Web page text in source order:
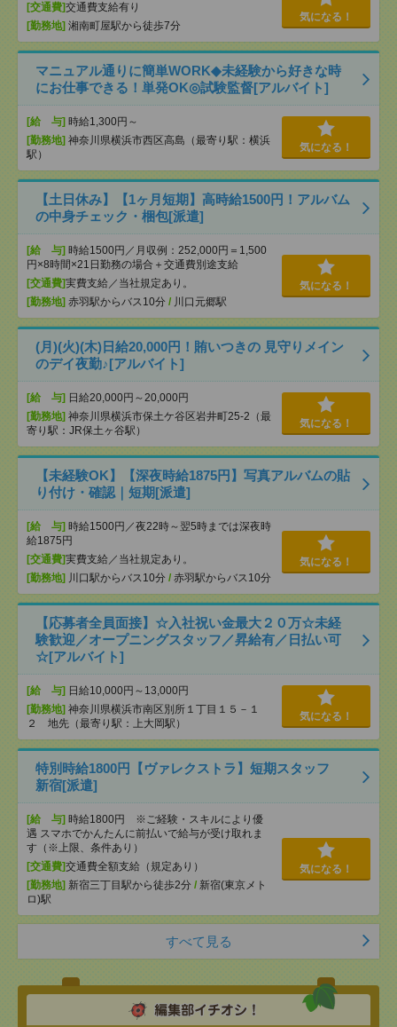
[交通費]交通費支給有り
[勤務地] 湘南町屋駅から徒歩7分
気になる！
マニュアル通りに簡単WORK◆未経験から好きな時
にお仕事できる！単発OK◎試験監督[アルバイト]
[給 与] 時給1,300円～
[勤務地] 神奈川県横浜市西区高島（最寄り駅：横浜
駅）
気になる！
【土日休み】【1ヶ月短期】高時給1500円！アルバム
の中身チェック・梱包[派遣]
[給 与] 時給1500円／月収例：252,000円＝1,500
円×8時間×21日勤務の場合＋交通費別途支給
[交通費]実費支給／当社規定あり。
[勤務地] 赤羽駅からバス10分 / 川口元郷駅
気になる！
(月)(火)(木)日給20,000円！賄いつきの 見守りメイン
のデイ夜勤♪[アルバイト]
[給 与] 日給20,000円～20,000円
[勤務地] 神奈川県横浜市保土ケ谷区岩井町25-2（最
寄り駅：JR保土ヶ谷駅）
気になる！
【未経験OK】【深夜時給1875円】写真アルバムの貼
り付け・確認｜短期[派遣]
[給 与] 時給1500円／夜22時～翌5時までは深夜時
給1875円
[交通費]実費支給／当社規定あり。
[勤務地] 川口駅からバス10分 / 赤羽駅からバス10分
気になる！
【応募者全員面接】☆入社祝い金最大２０万☆未経
験歓迎／オープニングスタッフ／昇給有／日払い可
☆[アルバイト]
[給 与] 日給10,000円～13,000円
[勤務地] 神奈川県横浜市南区別所１丁目１５－１
２ 地先（最寄り駅：上大岡駅）
気になる！
特別時給1800円【ヴァレクストラ】短期スタッフ
新宿[派遣]
[給 与] 時給1800円 ※ご経験・スキルにより優
遇 スマホでかんたんに前払いで給与が受け取れま
す（※上限、条件あり）
[交通費]交通費全額支給（規定あり）
[勤務地] 新宿三丁目駅から徒歩2分 / 新宿(東京メト
ロ)駅
気になる！
すべて見る